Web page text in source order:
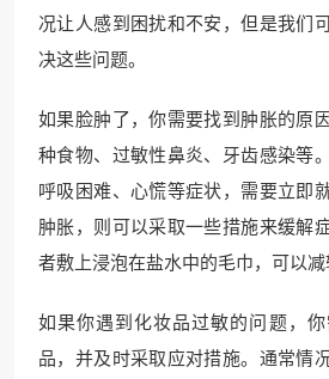
况让人感到困扰和不安，但是我们
决这些问题。
如果脸肿了，你需要找到肿胀的原
种食物、过敏性鼻炎、牙齿感染等
呼吸困难、心慌等症状，需要立即
肿胀，则可以采取一些措施来缓解
者敷上浸泡在盐水中的毛巾，可以减
如果你遇到化妆品过敏的问题，
品，并及时采取应对措施。通常情